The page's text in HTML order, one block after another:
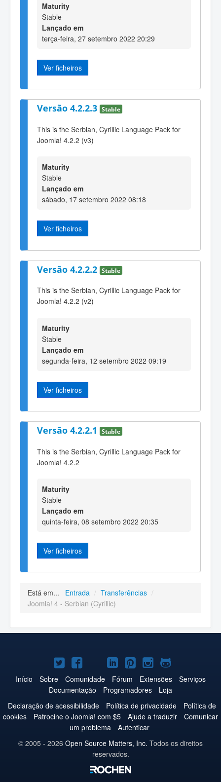
Maturity
Stable
Lançado em
terça-feira, 27 setembro 2022 20:29
Ver ficheiros
Versão 4.2.2.3 Stable
This is the Serbian, Cyrillic Language Pack for
Joomla! 4.2.2 (v3)
Maturity
Stable
Lançado em
sábado, 17 setembro 2022 08:18
Ver ficheiros
Versão 4.2.2.2 Stable
This is the Serbian, Cyrillic Language Pack for
Joomla! 4.2.2 (v2)
Maturity
Stable
Lançado em
segunda-feira, 12 setembro 2022 09:19
Ver ficheiros
Versão 4.2.2.1 Stable
This is the Serbian, Cyrillic Language Pack for
Joomla! 4.2.2
Maturity
Stable
Lançado em
quinta-feira, 08 setembro 2022 20:35
Ver ficheiros
Está em... Entrada / Transferências /
Joomla! 4 - Serbian (Cyrillic)
Joomla!
no
Twitter
Joomla!
no
Facebook
Joomla!
no
YouTube
Joomla!
no
LinkedIn
Joomla!
no
Pinterest
Joomla!
no
Instagram
Joomla!
no
GitHub
Início Sobre Comunidade Fórum Extensões
Serviços
Documentação
Programadores
Loja
Declaração de acessibilidade
Política de privacidade
Política de
cookies
Patrocine o Joomla! com $5 Ajude a traduzir
Comunicar
um problema
Autenticar
© 2005 - 2026 Open Source Matters, Inc. Todos os direitos
reservados.